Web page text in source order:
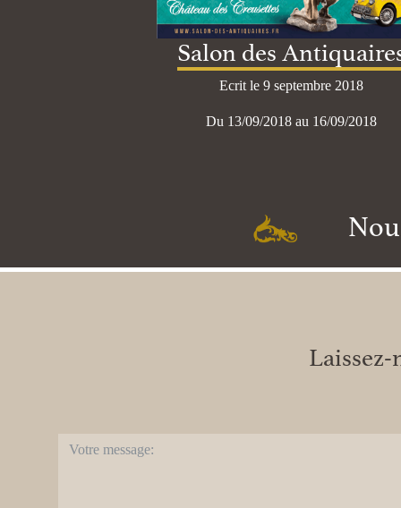
Salon des
Ecrit le 9 septembre 2018
Du 13/09/2018 au 16/09/2018
Laissez-